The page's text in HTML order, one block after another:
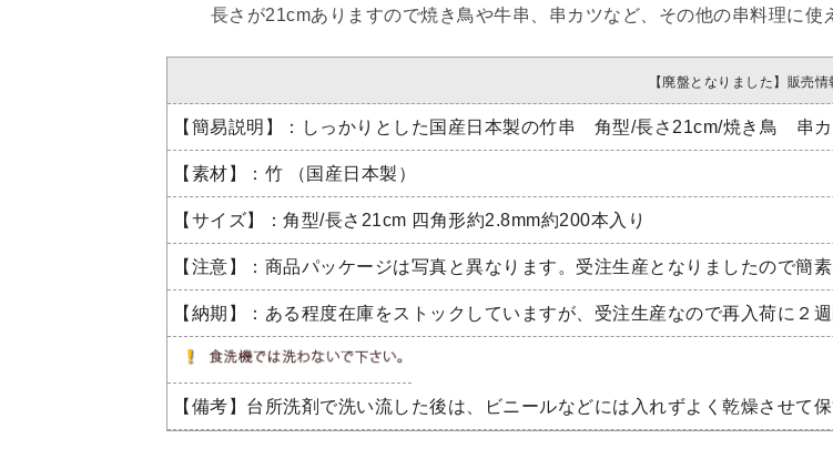
長さが21cmありますので焼き鳥や牛串、串カツなど、その他の串料理に使
【廃盤となりました】販売情
【簡易説明】： しっかりとした国産日本製の竹串 角型/長さ21cm/焼き鳥 串
【素材】：竹 （国産日本製）
【サイズ】：角型/長さ21cm 四角形約2.8mm約200本入り
【注意】：商品パッケージは写真と異なります。受注生産となりましたので簡
【納期】：ある程度在庫をストックしていますが、受注生産なので再入荷に２
【備考】台所洗剤で洗い流した後は、ビニールなどには入れずよく乾燥させて保